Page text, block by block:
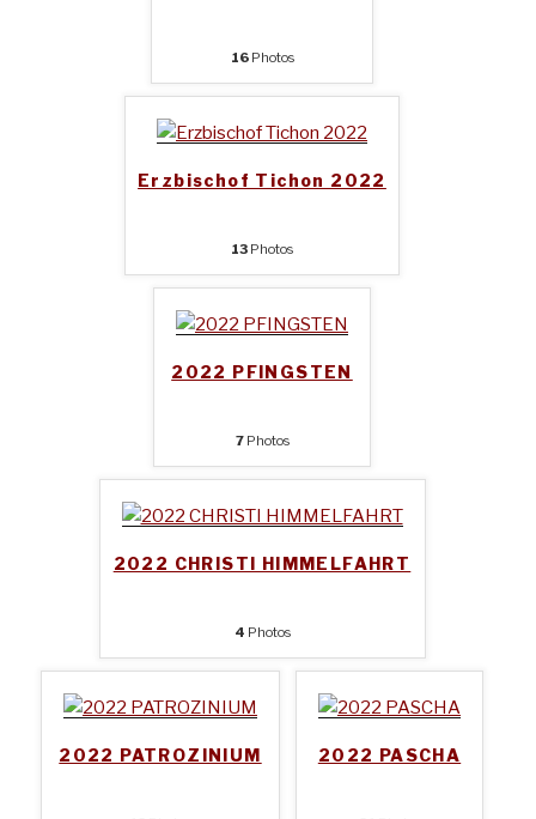
16Photos
Erzbischof Tichon 2022
13 Photos
2022 PFINGSTEN
7Photos
2022 CHRISTI HIMMELFAHRT
4 Photos
2022 PATROZINIUM 2022 PASCHA